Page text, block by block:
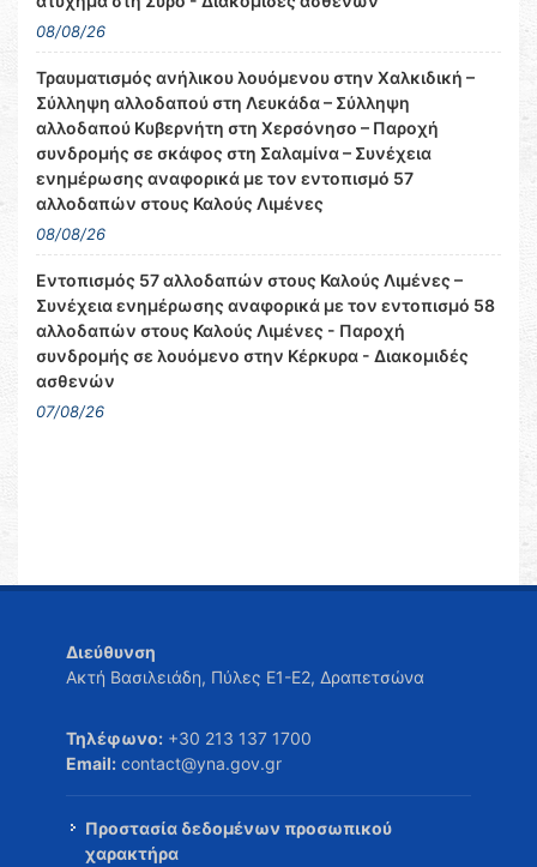
08/08/26
Τραυματισμός ανήλικου λουόμενου στην Χαλκιδική –
Σύλληψη αλλοδαπού στη Λευκάδα – Σύλληψη
αλλοδαπού Κυβερνήτη στη Χερσόνησο – Παροχή
συνδρομής σε σκάφος στη Σαλαμίνα – Συνέχεια
ενημέρωσης αναφορικά με τον εντοπισμό 57
αλλοδαπών στους Καλούς Λιμένες
08/08/26
Εντοπισμός 57 αλλοδαπών στους Καλούς Λιμένες –
Συνέχεια ενημέρωσης αναφορικά με τον εντοπισμό 58
αλλοδαπών στους Καλούς Λιμένες - Παροχή
συνδρομής σε λουόμενο στην Κέρκυρα - Διακομιδές
ασθενών
07/08/26
Διεύθυνση
Ακτή Βασιλειάδη, Πύλες Ε1-Ε2, Δραπετσώνα
Τηλέφωνο: +30 213 137 1700
Email: contact@yna.gov.gr
Προστασία δεδομένων προσωπικού
χαρακτήρα